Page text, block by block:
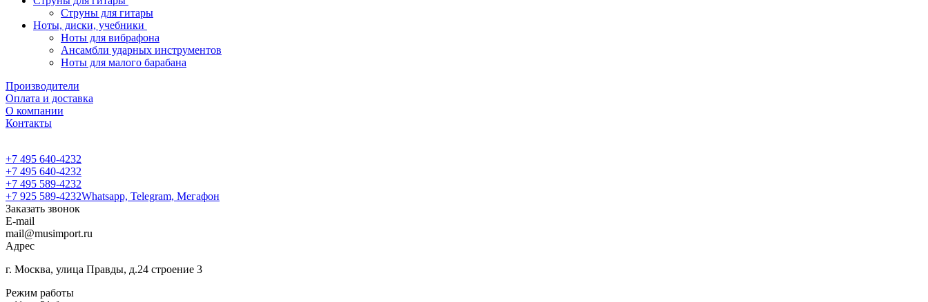
Струны для гитары
Ноты, диски, учебники
Ноты для вибрафона
Ансамбли ударных инструментов
Ноты для малого барабана
Производители
Оплата и доставка
О компании
Контакты
+7 495 640-4232
+7 495 640-4232
+7 495 589-4232
+7 925 589-4232Whatsapp, Telegram, Мегафон
Заказать звонок
E-mail
mail@musimport.ru
Адрес
г. Москва, улица Правды, д.24 строение 3
Режим работы